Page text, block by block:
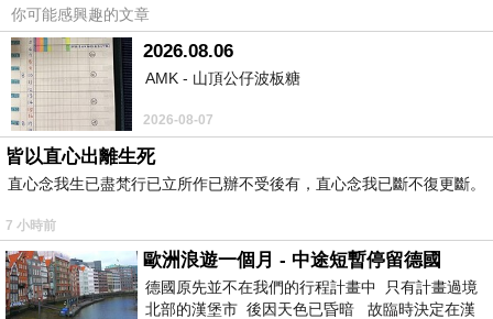
誰知道!?
可能是我發現你對我"意圖不詭"
哈哈哈!!
反正就是尷尬啦!!
我也不知道該怎說!!
你可能感興趣的文章
2026.08.06
AMK - 山頂公仔波板糖
2026-08-07
皆以直心出離生死
直心念我生已盡梵行已立所作已辦不受後有，直心念我已斷不復更斷。
7 小時前
歐洲浪遊一個月 - 中途短暫停留德國
德國原先並不在我們的行程計畫中 只有計畫過境
北部的漢堡市 後因天色已昏暗 故臨時決定在漢